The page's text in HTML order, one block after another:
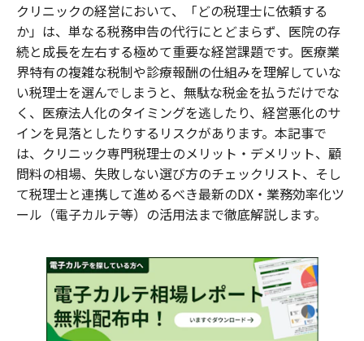
クリニックの経営において、「どの税理士に依頼する
か」は、単なる税務申告の代行にとどまらず、医院の存
続と成長を左右する極めて重要な経営課題です。医療業
界特有の複雑な税制や診療報酬の仕組みを理解していな
い税理士を選んでしまうと、無駄な税金を払うだけでな
く、医療法人化のタイミングを逃したり、経営悪化のサ
インを見落としたりするリスクがあります。本記事で
は、クリニック専門税理士のメリット・デメリット、顧
問料の相場、失敗しない選び方のチェックリスト、そし
て税理士と連携して進めるべき最新のDX・業務効率化ツ
ール（電子カルテ等）の活用法まで徹底解説します。